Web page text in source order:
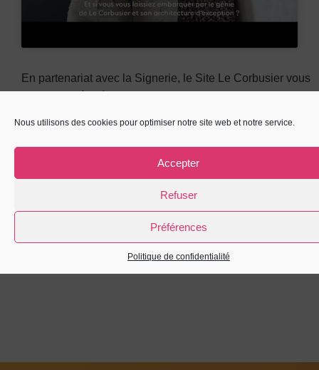
Nous utilisons des cookies pour optimiser notre site web et notre service.
Accepter
Refuser
Préférences
Politique de confidentialité
En partenariat avec la Signerie, le Site Le Corbusier vous
Prochain rendez-vous : visite guidée de l’exposition
Nos pieds d’argile,dimanche 14 décembre à 14h30.
Tarif : 10,5 €
Réservation en ligne obligatoire